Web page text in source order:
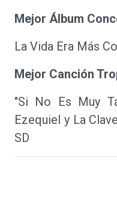
Mejor Álbum
La Vida Era Más
Mejor Canción
"Si No Es Muy
Ezequiel y La
SD